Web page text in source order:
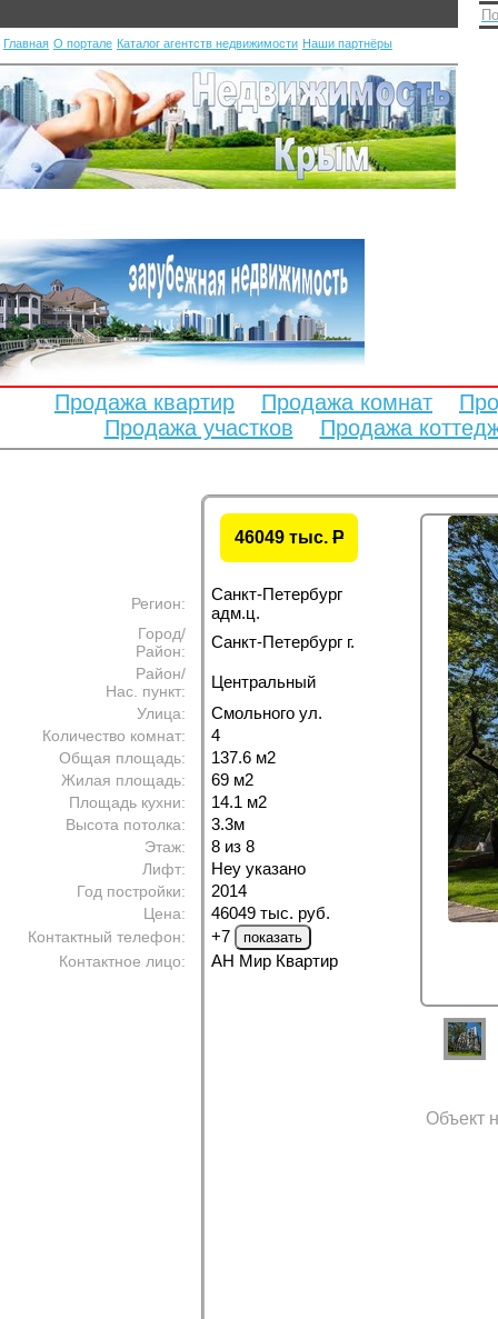
Главная О портале Каталог агентств недвижимости Наши партнёры
Продажа квартир Продажа комнат
Продажа участков
Продажа
46049 тыс. P
Регион:
Санкт-Петербург
адм.ц.
Город/
Район:
Санкт-Петербург г.
Район/
Нас. пункт:
Центральный
Улица: Смольного ул.
Количество комнат: 4
Общая площадь: 137.6 м2
Жилая площадь: 69 м2
Площадь кухни: 14.1 м2
Высота потолка: 3.3м
Этаж: 8 из 8
Лифт: Неу указано
Год постройки: 2014
Цена: 46049 тыс. руб.
Контактный телефон: +7
Контактное лицо: АН Мир Квартир
Объект